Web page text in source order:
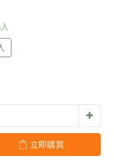
立即購買